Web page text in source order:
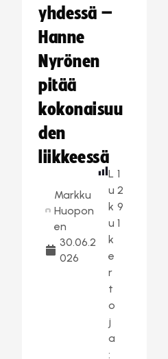
yhdessä –
Hanne
Nyrönen
pitää
kokonaisuu
den
liikkeessä
Markku
Huopon
en
30.06.2
026
L
u
k
u
k
e
r
t
o
j
a
:
1
2
9
1